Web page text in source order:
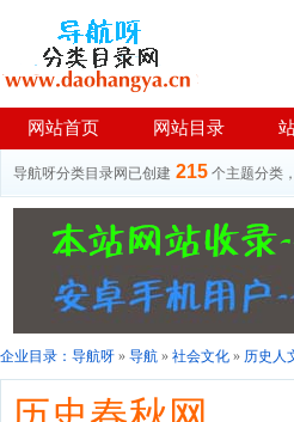
网站首页 网站目录
导航呀分类目录网已创建 215 个主题分类
企业目录： 导航呀 » 导航 » 社会文化 » 历史人